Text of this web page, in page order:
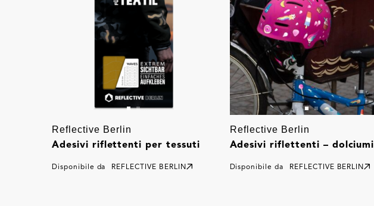
Reflective Berlin
Adesivi riflettenti per tessuti
Disponibile da REFLECTIVE BERLIN
Reflective Berlin
Adesivi riflettenti – dolciumi
Disponibile da REFLECTIVE BERLIN